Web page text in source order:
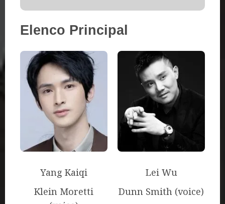
Elenco Principal
Yang Kaiqi
Klein Moretti
Lei Wu
Dunn Smith (voice)